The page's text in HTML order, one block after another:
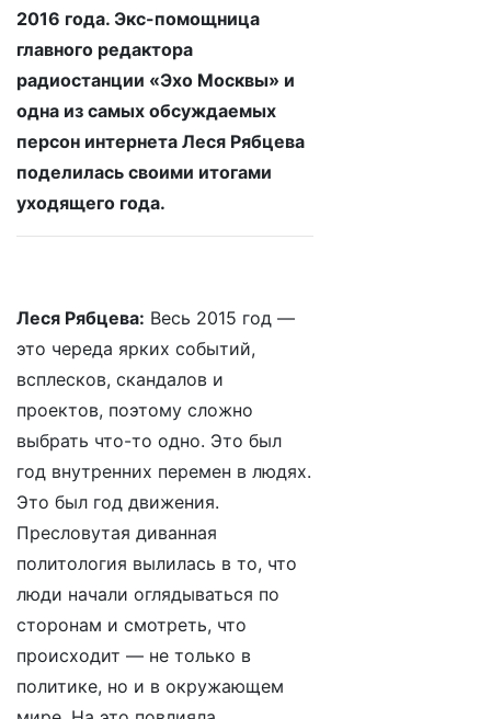
2016 года. Экс-помощница
главного редактора
радиостанции «Эхо Москвы» и
одна из самых обсуждаемых
персон интернета Леся Рябцева
поделилась своими итогами
уходящего года.
Леся Рябцева: Весь 2015 год —
это череда ярких событий,
всплесков, скандалов и
проектов, поэтому сложно
выбрать что-то одно. Это был
год внутренних перемен в людях.
Это был год движения.
Пресловутая диванная
политология вылилась в то, что
люди начали оглядываться по
сторонам и смотреть, что
происходит — не только в
политике, но и в окружающем